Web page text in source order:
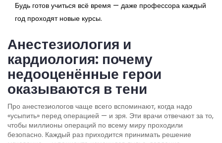
Будь готов учиться всё время — даже профессора каждый
год проходят новые курсы.
Анестезиология и
кардиология: почему
недооценённые герои
оказываются в тени
Про анестезиологов чаще всего вспоминают, когда надо
«усыпить» перед операцией — и зря. Эти врачи отвечают за то,
чтобы миллионы операций по всему миру проходили
безопасно. Каждый раз приходится принимать решение